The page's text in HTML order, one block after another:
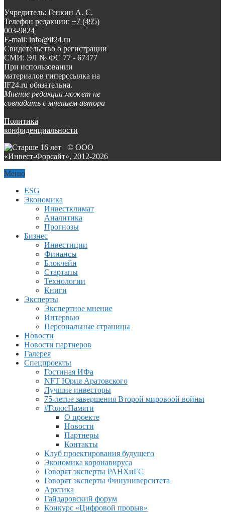
Учредитель: Генкин А. С.
Телефон редакции: +7 (495)
003-9824
E-mail: info@if24.ru
Свидетельство о регистрации
СМИ: ЭЛ № ФС 77 - 67477
При использовании
материалов гиперссылка на
IF24.ru обязательна.
Мнение редакции может не
совпадать с мнением автора
Политика
конфиденциальности
© ООО
«Инвест-Форсайт», 2012-2026
Меню
ESG
Экономика
Инвестклимат
Аналитика
Прогнозы
Бизнес
Инвестиции
Финансы
Блокчейн
Стартапы
Технологии
Книги
Эксперты
Экспертное мнение
Интервью
Персональные страницы
Новости
Новости партнеров
Галерея
Спецпроекты
Гостиная ИФа
NFT Юрия Аратовского
Лучшие инвесторы
75-летие завершения Второй мировоой войны
#ГолосПамяти
О проекте
Новости
Партнеры
Контакты
Клуб проектирования будущего
Экономика коронавируса
Говорят эксперты РАНХиГС
Говорят эксперты Финуниверситета
Арктика
Гайдаровский форум
Конкурс «Цифровой прорыв»